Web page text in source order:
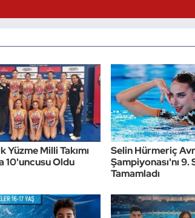
Milli Takımı
10'uncusu Oldu
Selin Hürmeriç
Şampiyonası'nı 9.
Tamamladı